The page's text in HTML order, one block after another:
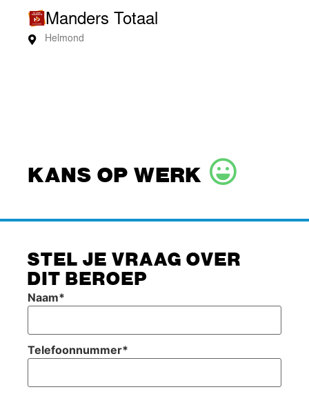
Manders Totaal
Helmond
KANS OP WERK
STEL JE VRAAG OVER
DIT BEROEP
Naam*
Telefoonnummer*